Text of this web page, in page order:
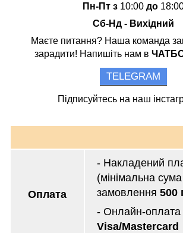
Пн-Пт з 10:00до
Сб-Нд - Вихідний
Маєте питання? Наша команда
зарадити! Напишіть нам в
TELEGRAM
Підписуйтесь на наш
Оплата
- Накладений
(мінімальна сума
замовлення 500
- Онлайн-оплата
Visa/Mastercard